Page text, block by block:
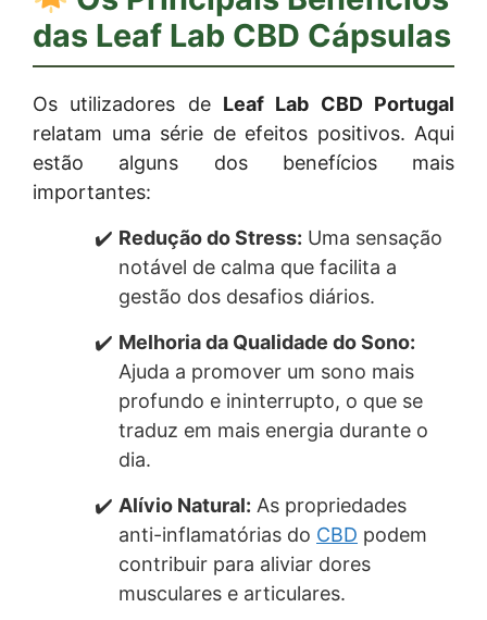
das Leaf Lab CBD Cápsulas
Os utilizadores de Leaf Lab CBD Portugal
relatam uma série de efeitos positivos. Aqui
estão alguns dos benefícios mais
importantes:
Redução do Stress: Uma sensação
notável de calma que facilita a
gestão dos desafios diários.
Melhoria da Qualidade do Sono:
Ajuda a promover um sono mais
profundo e ininterrupto, o que se
traduz em mais energia durante o
dia.
Alívio Natural: As propriedades
anti-inflamatórias do CBD podem
contribuir para aliviar dores
musculares e articulares.